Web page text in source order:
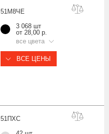
51М8ЧЕ
3 068 шт
от 28,00 р.
все цвета
ВСЕ ЦЕНЫ
51ПХС